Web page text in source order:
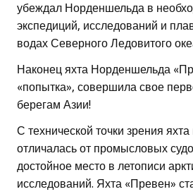
убеждал Норденшельда в
экспедиций, исследований и
водах Северного Ледовитого
Наконец яхта Норденшельда
«попытка», совершила свое
берегам Азии!
С технической точки зрения
отличалась от промысловых
достойное место в летописи
исследований. Яхта «Превен»